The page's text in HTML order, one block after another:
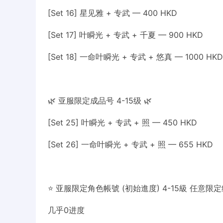
[Set 16] 星见雅 + 专武 — 400 HKD
[Set 17] 叶瞬光 + 专武 + 千夏 — 900 HKD
[Set 18] 一命叶瞬光 + 专武 + 悠真 — 1000 HKD
🌿 亚服限定成品号 4-15级 🌿
[Set 25] 叶瞬光 + 专武 + 照 — 450 HKD
[Set 26] 一命叶瞬光 + 专武 + 照 — 655 HKD
⭐ 亚服限定角色帳號 (初始進度) 4-15級 任意限定
几乎0进度